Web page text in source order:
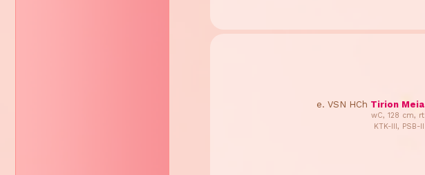
e. VSN HCh Tirion Meia
wC, 128 cm, rt
KTK-III, PSB-II